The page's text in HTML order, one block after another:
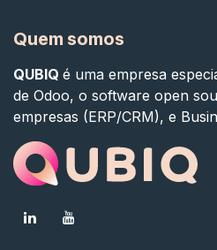
Quem somos
QUBIQ é uma empresa
de Odoo, o software open
empresas (ERP/CRM), e